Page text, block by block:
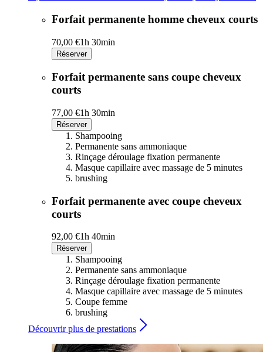
Forfait permanente homme cheveux courts
70,00 €1h 30min
Réserver
Forfait permanente sans coupe cheveux
courts
77,00 €1h 30min
Réserver
Shampooing
Permanente sans ammoniaque
Rinçage déroulage fixation permanente
Masque capillaire avec massage de 5 minutes
brushing
Forfait permanente avec coupe cheveux
courts
92,00 €1h 40min
Réserver
Shampooing
Permanente sans ammoniaque
Rinçage déroulage fixation permanente
Masque capillaire avec massage de 5 minutes
Coupe femme
brushing
Découvrir plus de prestations